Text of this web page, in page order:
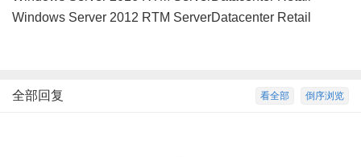
Windows Server 2012 RTM ServerDatacenter Retail
倒序浏览
看全部
全部回复